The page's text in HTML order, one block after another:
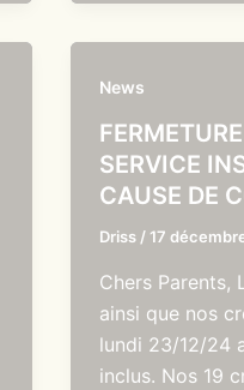
News
SERVICE
CAUSE DE
Driss / 17
Chers Parents,
ainsi que nos
lundi 23/12/24
inclus. Nos 19